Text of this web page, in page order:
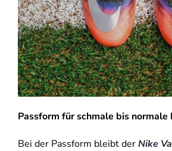
Passform für schmale bis normale
Bei der Passform bleibt derNike